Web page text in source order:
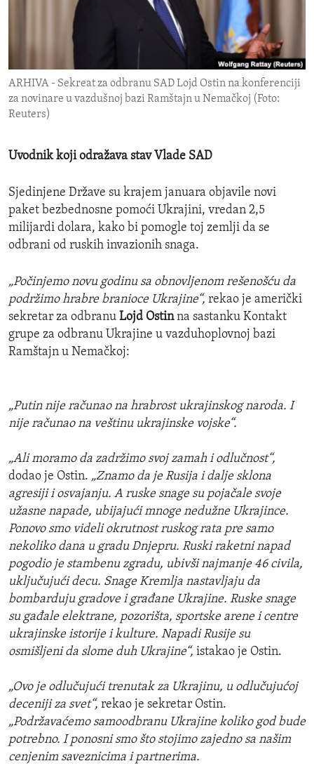
ENVIRONMENT AND HEALTH
IDEALS AND INSTITUTIONS
ARHIVA - Sekreat za odbranu SAD Lojd Ostin na konferenciji
za novinare u vazdušnoj bazi Ramštajn u Nemačkoj (Foto:
Reuters)
Uvodnik koji odražava stav Vlade SAD
Sjedinjene Države su krajem januara objavile novi
paket bezbednosne pomoći Ukrajini, vredan 2,5
milijardi dolara, kako bi pomogle toj zemlji da se
odbrani od ruskih invazionih snaga.
„Počinjemo novu godinu sa obnovljenom rešenošću da
podržimo hrabre branioce Ukrajine“, rekao je američki
sekretar za odbranu Lojd Ostinna sastanku Kontakt
grupe za odbranu Ukrajine u vazduhoplovnoj bazi
Ramštajn u Nemačkoj:
„Putin nije računao na hrabrost ukrajinskog naroda. I
nije računao na veštinu ukrajinske vojske“.
„Ali moramo da zadržimo svoj zamah i odlučnost“,
dodao je Ostin. „Znamo da je Rusija i dalje sklona
agresiji i osvajanju. A ruske snage su pojačale svoje
užasne napade, ubijajući mnoge nedužne Ukrajince.
Ponovo smo videli okrutnost ruskog rata pre samo
nekoliko dana u gradu Dnjepru. Ruski raketni napad
pogodio je stambenu zgradu, ubivši najmanje 46 civila,
uključujući decu. Snage Kremlja nastavljaju da
bombarduju gradove i građane Ukrajine. Ruske snage
su gađale elektrane, pozorišta, sportske arene i centre
ukrajinske istorije i kulture. Napadi Rusije su
osmišljeni da slome duh Ukrajine“, istakao je Ostin.
„Ovo je odlučujući trenutak za Ukrajinu, u odlučujućoj
deceniji za svet“, rekao je sekretar Ostin.
„Podržavaćemo samoodbranu Ukrajine koliko god bude
potrebno. I ponosni smo što stojimo zajedno sa našim
cenjenim saveznicima i partnerima.